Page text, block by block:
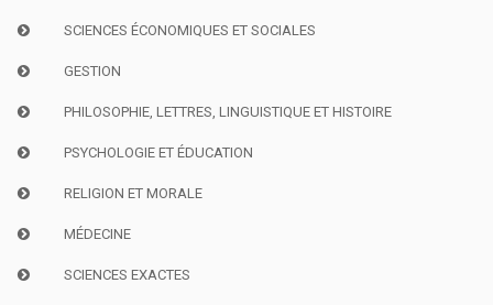
SCIENCES ÉCONOMIQUES ET SOCIALES
GESTION
PHILOSOPHIE, LETTRES, LINGUISTIQUE ET HISTOIRE
PSYCHOLOGIE ET ÉDUCATION
RELIGION ET MORALE
MÉDECINE
SCIENCES EXACTES